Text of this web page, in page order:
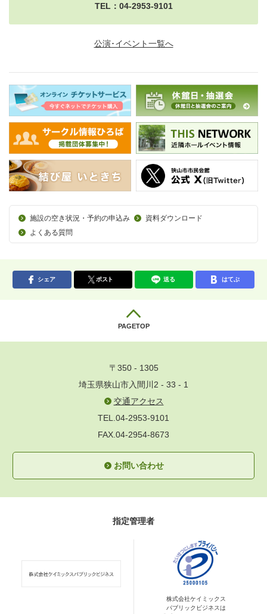
TEL：04-2953-9101
公演･イベント一覧へ
施設の空き状況・予約の申込み
資料ダウンロード
よくある質問
シェア ポスト 送る はてぶ
PAGETOP
〒350 - 1305
埼玉県狭山市入間川2 - 33 - 1
交通アクセス
TEL.04-2953-9101
FAX.04-2954-8673
お問い合わせ
指定管理者
株式会社ケイミックス
パブリックビジネスは